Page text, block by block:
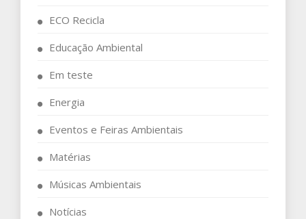
ECO Recicla
Educação Ambiental
Em teste
Energia
Eventos e Feiras Ambientais
Matérias
Músicas Ambientais
Notícias